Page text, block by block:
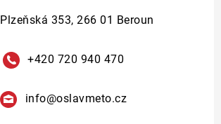
Plzeňská 353, 266 01 Beroun
+420 720 940 470
info@oslavmeto.cz